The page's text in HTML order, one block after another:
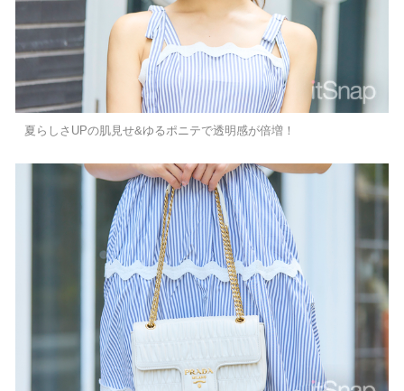
夏らしさUPの肌見せ&ゆるポニテで透明感が倍増！